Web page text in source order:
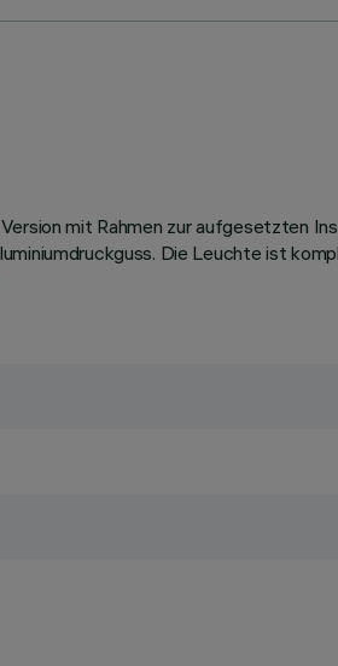
mit Rahmen zur aufgesetzten
Die Leuchte ist